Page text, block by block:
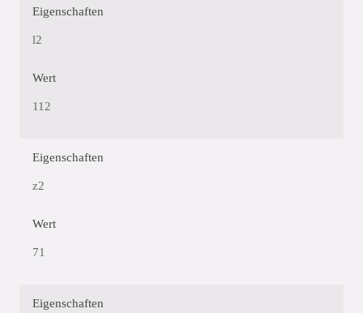
Eigenschaften
l2
Wert
112
Eigenschaften
z2
Wert
71
Eigenschaften